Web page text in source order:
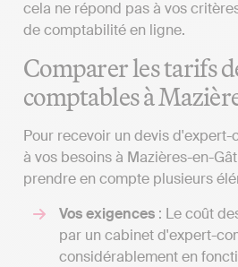
cela ne répond pas à vos
de comptabilité en ligne.
Comparer les tarifs
comptables à
Pour recevoir un devis
à vos besoins à Mazières-en-
prendre en compte plusieurs
Vos exigences : Le coût
par un cabinet d'expert-
considérablement en